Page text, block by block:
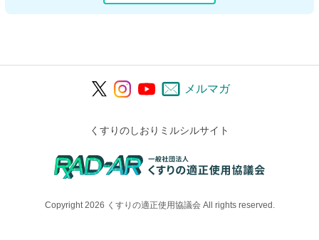
メルマガ
くすりのしおりミルシルサイト
Copyright 2026 くすりの適正使用協議会 All rights reserved.